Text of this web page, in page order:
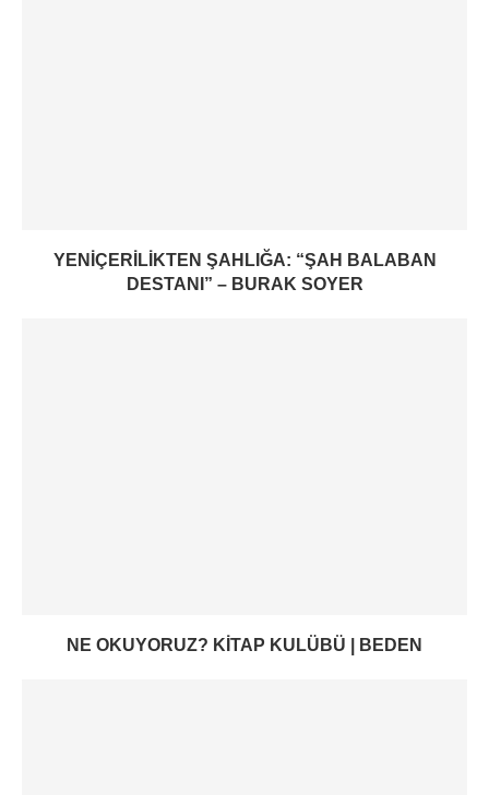
YENIÇERILIKTEN ŞAHLIĞA: “ŞAH BALABAN
DESTANI” – BURAK SOYER
NE OKUYORUZ? KITAP KULÜBÜ | BEDEN